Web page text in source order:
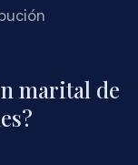
marital de